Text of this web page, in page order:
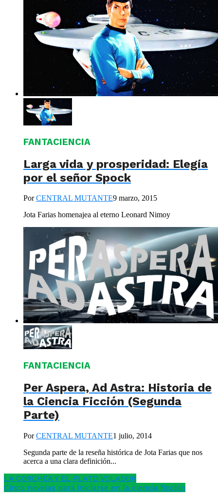
FANTACIENCIA
Larga vida y prosperidad: Elegía
por el señor Spock
PorCENTRAL MUTANTE9 marzo, 2015
Jota Farias homenajea al eterno Leonard Nimoy
FANTACIENCIA
Per Aspera, Ad Astra: Historia de
la Ciencia Ficción (Segunda
Parte)
PorCENTRAL MUTANTE1 julio, 2014
Segunda parte de la reseña histórica de Jota Farias que nos
acerca a una clara definición...
LA CORCHEA Y EL PLATO VOLADOR
Cinco novelas para iniciarse en la ciencia ficción